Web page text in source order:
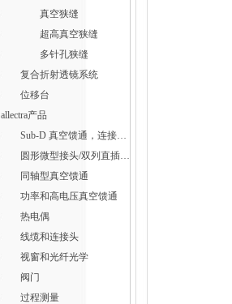
真空狭缝
超高真空狭缝
多针孔狭缝
复合折射透镜系统
位移台
allectra产品
同轴型真空馈通
功率和高电压真空馈通
热电偶
线缆和连接头
视窗和光纤光学
阀门
过程测量